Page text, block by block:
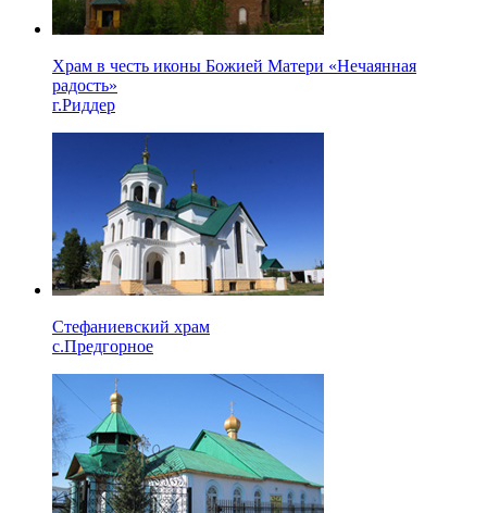
Храм в честь иконы Божией Матери «Нечаянная
радость»
г.Риддер
Стефаниевский храм
с.Предгорное